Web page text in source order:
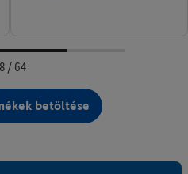
/ 64
betöltése